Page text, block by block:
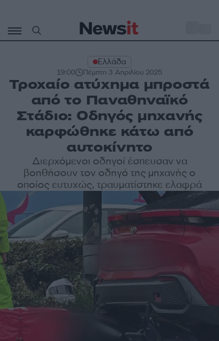
περιεχόμενο
Ελλάδα
19:00 Πέμπτη 3 Απριλίου 2025
Τροχαίο ατύχημα μπροστά
από το Παναθηναϊκό
Στάδιο: Οδηγός μηχανής
καρφώθηκε κάτω από
αυτοκίνητο
Διερχόμενοι οδηγοί έσπευσαν να
βοηθήσουν τον οδηγό της μηχανής ο
οποίος ευτυχώς, τραυματίστηκε ελαφρά